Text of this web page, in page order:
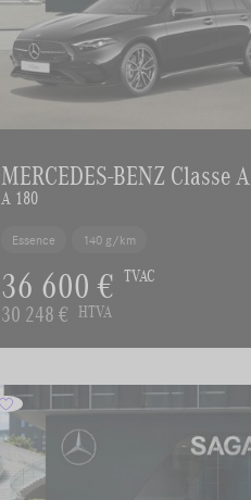
MERCEDES-BENZ Classe A
A 180
Essence 140 g/km
36 600 € TVAC
30 248 € HTVA